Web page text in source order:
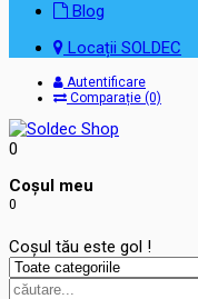
Blog
Locații SOLDEC
Autentificare
Comparație (0)
0
Coşul meu
0
Coșul tău este gol !